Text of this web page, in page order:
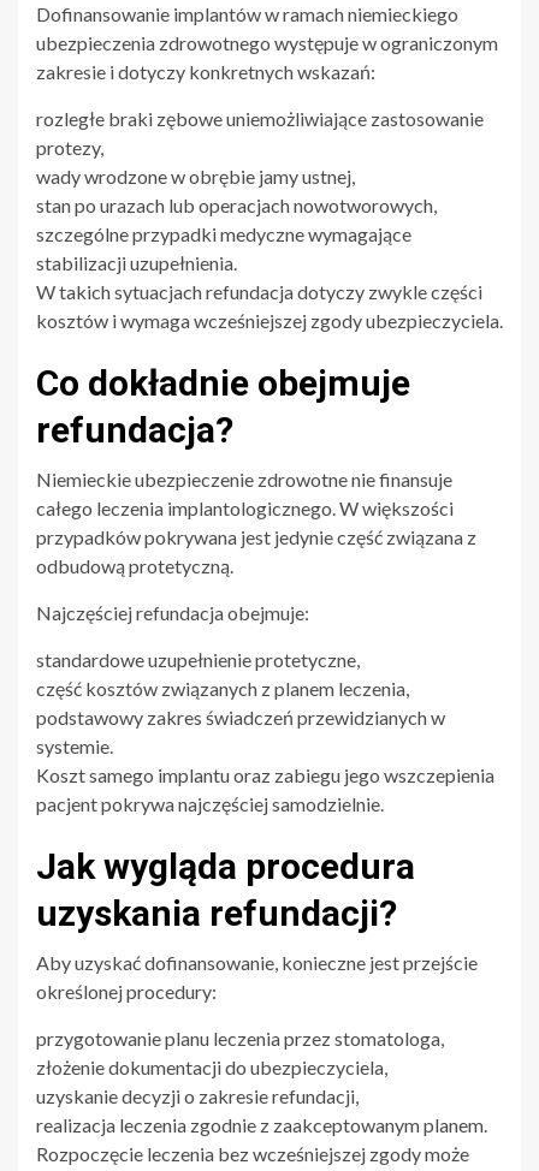
Dofinansowanie implantów w ramach niemieckiego
ubezpieczenia zdrowotnego występuje w ograniczonym
zakresie i dotyczy konkretnych wskazań:
rozległe braki zębowe uniemożliwiające zastosowanie
protezy,
wady wrodzone w obrębie jamy ustnej,
stan po urazach lub operacjach nowotworowych,
szczególne przypadki medyczne wymagające
stabilizacji uzupełnienia.
W takich sytuacjach refundacja dotyczy zwykle części
kosztów i wymaga wcześniejszej zgody ubezpieczyciela.
Co dokładnie obejmuje
refundacja?
Niemieckie ubezpieczenie zdrowotne nie finansuje
całego leczenia implantologicznego. W większości
przypadków pokrywana jest jedynie część związana z
odbudową protetyczną.
Najczęściej refundacja obejmuje:
standardowe uzupełnienie protetyczne,
część kosztów związanych z planem leczenia,
podstawowy zakres świadczeń przewidzianych w
systemie.
Koszt samego implantu oraz zabiegu jego wszczepienia
pacjent pokrywa najczęściej samodzielnie.
Jak wygląda procedura
uzyskania refundacji?
Aby uzyskać dofinansowanie, konieczne jest przejście
określonej procedury:
przygotowanie planu leczenia przez stomatologa,
złożenie dokumentacji do ubezpieczyciela,
uzyskanie decyzji o zakresie refundacji,
realizacja leczenia zgodnie z zaakceptowanym planem.
Rozpoczęcie leczenia bez wcześniejszej zgody może